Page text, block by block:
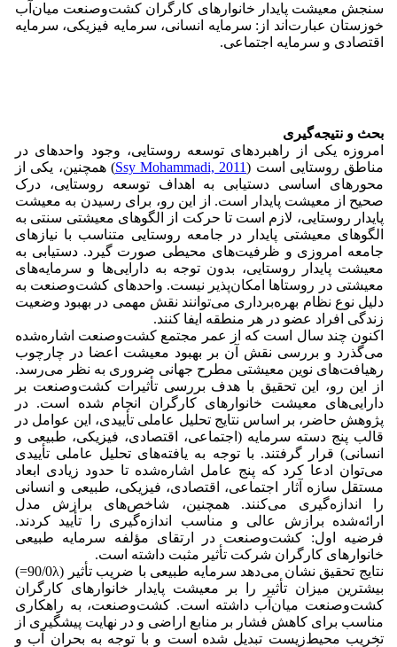
سنجش معیشت پایدار خانوارهای کارگران کشت‌وصنعت میان‌آب
خوزستان عبارت‌اند از: سرمایه انسانی، سرمایه فیزیکی، سرمایه
اقتصادی و سرمایه اجتماعی.
بحث و نتیجه‌گیری
امروزه یکی از راهبردهای توسعه روستایی، وجود واحدهای در
مناطق روستایی است (Ssy Mohammadi, 2011) همچنین، یکی از
محورهای اساسی دستیابی به اهداف توسعه روستایی، درک
صحیح از معیشت پایدار است. از این رو، برای رسیدن به معیشت
پایدار روستایی، لازم است تا حرکت از الگوهای معیشتی سنتی به
الگوهای معیشتی پایدار در جامعه روستایی متناسب با نیازهای
جامعه امروزی و ظرفیت‌های محیطی صورت گیرد. دستیابی به
معیشت پایدار روستایی، بدون توجه به دارایی‌ها و سرمایه‌های
معیشتی در روستاها امکان‌پذیر نیست. واحدهای کشت‌وصنعت‌ به
دلیل نوع نظام بهره‌برداری می‌توانند نقش مهمی در بهبود وضعیت
زندگی افراد عضو در هر منطقه ایفا کنند.
اکنون چند سال است که از عمر مجتمع کشت‌وصنعت اشاره‌شده
می‌گذرد و بررسی نقش آن بر بهبود معیشت اعضا در چارچوب
رهیافت‌های نوین معیشتی مطرح جهانی ضروری به نظر می‌رسد.
از این رو، این تحقیق با هدف بررسی تأثیرات کشت‌وصنعت بر
دارایی‌های معیشت خانوارهای کارگران انجام شده است. در
پژوهش حاضر، بر اساس نتایج تحلیل عاملی تأییدی، این عوامل در
قالب پنج دسته سرمایه (اجتماعی، اقتصادی، فیزیکی، طبیعی و
انسانی) قرار گرفتند. با توجه به یافته‌های تحلیل عاملی تأییدی
می‌توان ادعا کرد که پنج عامل اشاره‌شده تا حدود زیادی ابعاد
مستقل سازه آثار اجتماعی، اقتصادی، فیزیکی، طبیعی و انسانی
را اندازه‌گیری می‌کنند. همچنین، شاخص‌های برازش مدل
ارائه‌شده برازش عالی و مناسب اندازه‌گیری را تأیید کردند.
فرضیه اول: کشت‌وصنعت در ارتقای مؤلفه سرمایه طبیعی
خانوارهای کارگران شرکت تأثیر مثبت داشته است.
نتایج تحقیق نشان می‌دهد سرمایه طبیعی با ضریب تأثیر (90/0λ=)
بیشترین میزان تأثیر را بر معیشت پایدار خانوارهای کارگران
کشت‌وصنعت میان‌آب داشته است. کشت‌وصنعت، به راهکاری
مناسب برای کاهش فشار بر منابع اراضی و در نهایت پیشگیری از
تخریب محیط‌زیست تبدیل شده است و با توجه به بحران آب و